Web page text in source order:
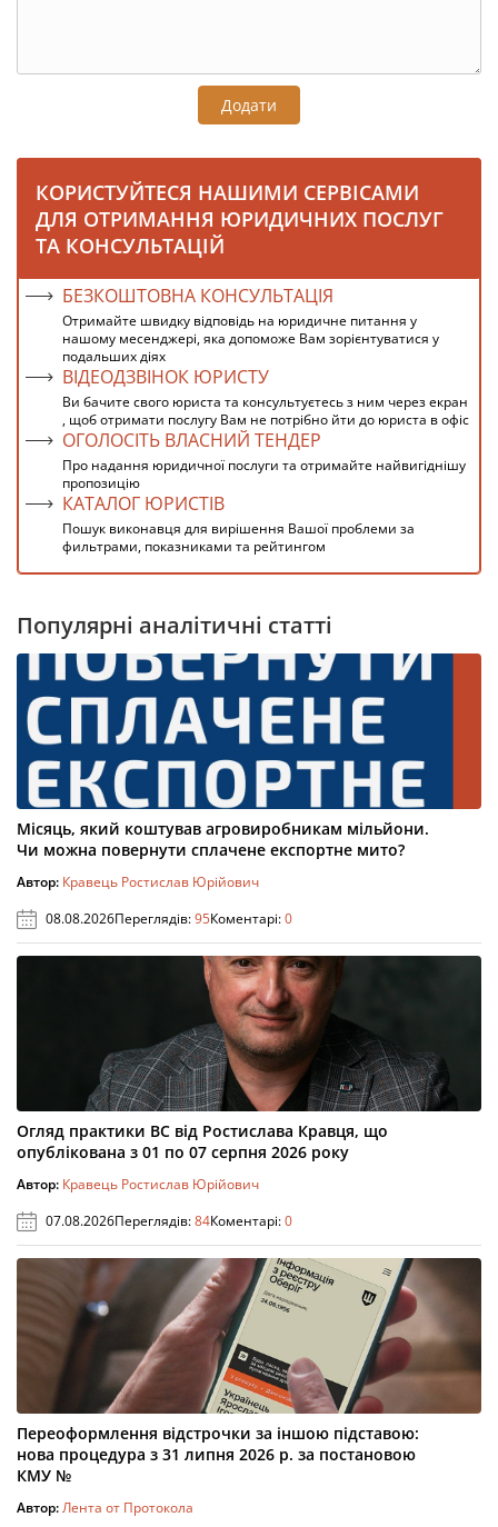
Додати
КОРИСТУЙТЕСЯ НАШИМИ СЕРВІСАМИ
ДЛЯ ОТРИМАННЯ ЮРИДИЧНИХ ПОСЛУГ
ТА КОНСУЛЬТАЦІЙ
БЕЗКОШТОВНА КОНСУЛЬТАЦІЯ
Отримайте швидку відповідь на юридичне питання у
нашому месенджері, яка допоможе Вам зорієнтуватися у
подальших діях
ВІДЕОДЗВІНОК ЮРИСТУ
Ви бачите свого юриста та консультуєтесь з ним через екран
, щоб отримати послугу Вам не потрібно йти до юриста в офіс
ОГОЛОСІТЬ ВЛАСНИЙ ТЕНДЕР
Про надання юридичної послуги та отримайте найвигіднішу
пропозицію
КАТАЛОГ ЮРИСТІВ
Пошук виконавця для вирішення Вашої проблеми за
фильтрами, показниками та рейтингом
Популярні аналітичні статті
Місяць, який коштував агровиробникам мільйони.
Чи можна повернути сплачене експортне мито?
Автор: Кравець Ростислав Юрійович
08.08.2026Переглядів:95Коментарі:0
Огляд практики ВС від Ростислава Кравця, що
опублікована з 01 по 07 серпня 2026 року
Автор: Кравець Ростислав Юрійович
07.08.2026Переглядів:84Коментарі:0
Переоформлення відстрочки за іншою підставою:
нова процедура з 31 липня 2026 р. за постановою
КМУ №
Автор:Лента от Протокола